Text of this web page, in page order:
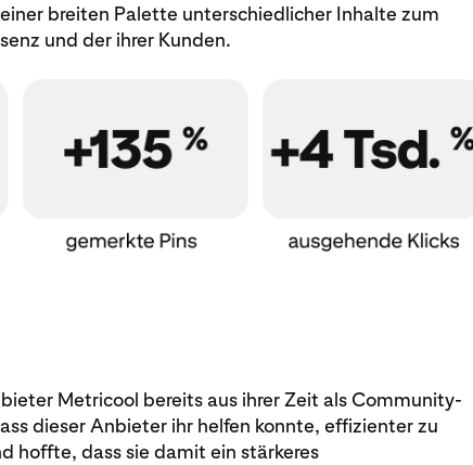
breiten Palette unterschiedlicher Inhalte zum
und der ihrer Kunden.
Metricool bereits aus ihrer Zeit als Community-
dieser Anbieter ihr helfen konnte, effizienter zu
hoffte, dass sie damit ein stärkeres